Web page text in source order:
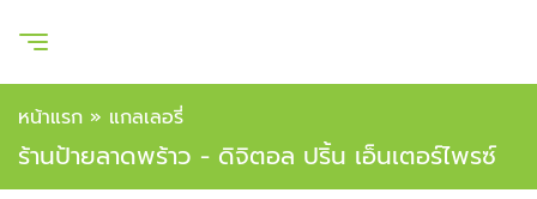
หน้าแรก » แกลเลอรี่
ร้านป้ายลาดพร้าว - ดิจิตอล ปริ้น เอ็นเตอร์ไพรซ์